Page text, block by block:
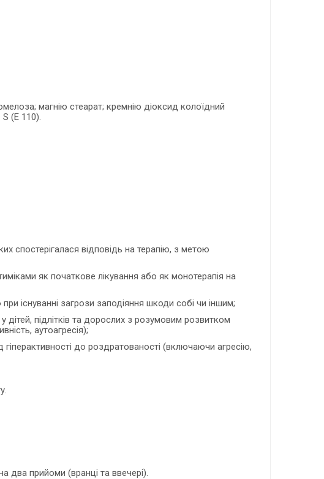
магнію стеарат; кремнію діоксид колоїдний
(Е 110).
спостерігалася відповідь на терапію, з метою
як початкове лікування або як монотерапія на
існуванні загрози заподіяння шкоди собі чи іншим;
дітей, підлітків та дорослих з розумовим розвитком
аутоагресія);
гіперактивності до роздратованості (включаючи агресію,
два прийоми (вранці та ввечері).